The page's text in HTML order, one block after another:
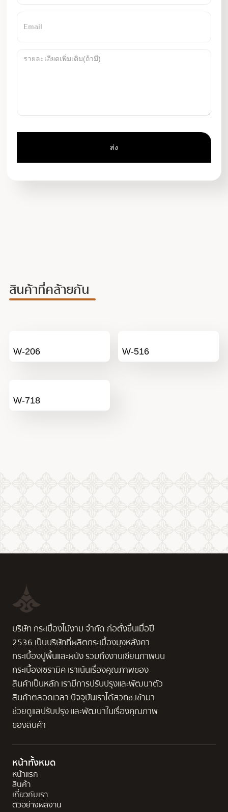
สินค้าที่คล้ายกัน
W-206 W-516
W-718
บริษัท กระเบื้องไม้งาม จำกัด ก่อตั้งขึ้นเมื่อปี
2536 เป็นบริษัทที่ผลิตกระเบื้องมุงหลังคา
กระเบื้องปูพื้นและผนัง รวมถึงงานเขียนภาพบน
กระเบื้องเซรามิค เราเน้นเรื่องคุณภาพของ
สินค้าเป็นหลัก เรามีการปรับปรุงและพัฒนาตัว
สินค้าตลอดเวลา ปัจจุบันเราได้สวทช.เข้ามา
ช่วยดูแลปรับปรุง และพัฒนาในเรื่องคุณภาพ
ของสินค้า
หน้าทั้งหมด
หน้าแรก
สินค้า
เกี่ยวกับเรา
ตัวอย่างผลงาน